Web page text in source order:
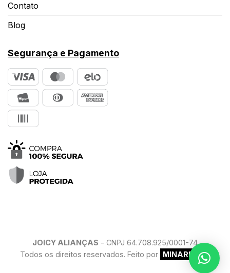
Contato
Blog
Segurança e Pagamento
JOICY ALIANÇAS - CNPJ 64.708.925/0001-74
Todos os direitos reservados. Feito por MINARELLO